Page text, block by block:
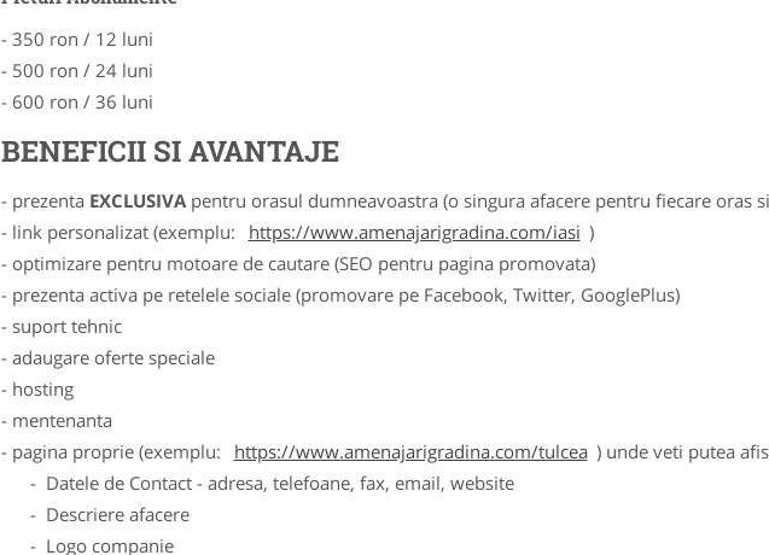
- 350 ron / 12 luni
- 500 ron / 24 luni
- 600 ron / 36 luni
BENEFICII SI AVANTAJE
- prezenta EXCLUSIVApentru orasul dumneavoastra (o singura afacere pentru fiecare oras
- link personalizat (exemplu:
https://www.amenajarigradina.com/iasi )
- optimizare pentru motoare de cautare (SEO pentru pagina promovata)
- prezenta activa pe retelele sociale (promovare pe Facebook, Twitter, GooglePlus)
- suport tehnic
- adaugare oferte speciale
- hosting
- mentenanta
- pagina proprie (exemplu:
https://www.amenajarigradina.com/tulcea ) unde veti putea
- Datele de Contact - adresa, telefoane, fax, email, website
- Descriere afacere
- Logo companie